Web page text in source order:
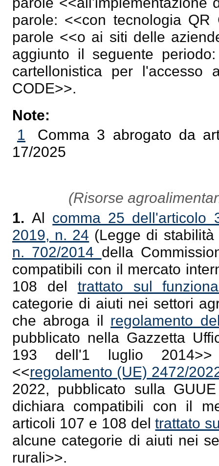
parole: <<con tecnologia QR
parole <<o ai siti delle
aggiunto il seguente
cartellonistica per l'accesso
CODE>>.
Note:
1
Comma 3 abrogato da
17/2025
(Risorse
1.Al comma 25 dell'articolo
2019, n. 24 (Legge di
n. 702/2014 della
compatibili con il mercato
108 del trattato sul
categorie di aiuti nei settori
che abroga il regolamento
pubblicato nella Gazzetta
193 dell'1 luglio
<<regolamento (UE) 2472/
2022, pubblicato sulla
dichiara compatibili con il
articoli 107 e 108 deltrattato
alcune categorie di aiuti nei
rurali>>.